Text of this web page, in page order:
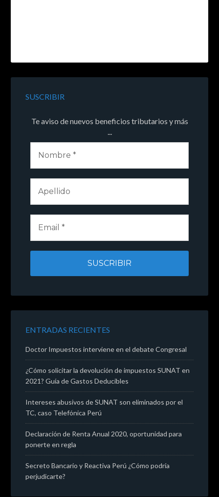
SUSCRIBIR
Te aviso de nuevos beneficios tributarios y más
...
ENTRADAS RECIENTES
Doctor Impuestos interviene en el debate Congresal
¿Cómo solicitar la devolución de impuestos SUNAT en
2021? Guía de Gastos Deducibles
Intereses abusivos de SUNAT son eliminados por el
TC, caso Telefónica Perú
Declaración de Renta Anual 2020, oportunidad para
ponerte en regla
Secreto Bancario y Reactiva Perú ¿Cómo podría
perjudicarte?